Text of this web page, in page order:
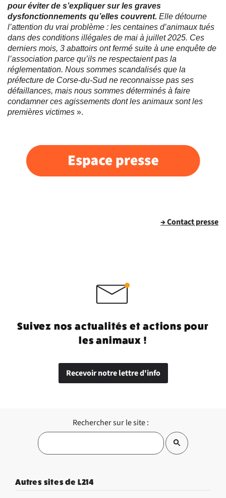
pour éviter de s’expliquer sur les graves
dysfonctionnements qu’elles couvrent. Elle détourne
l’attention du vrai problème : les centaines d’animaux tués
dans des conditions illégales de mai à juillet 2025. Ces
derniers mois, 3 abattoirs ont fermé suite à une enquête de
l’association parce qu’ils ne respectaient pas la
réglementation. Nous sommes scandalisés que la
préfecture de Corse-du-Sud ne reconnaisse pas ses
défaillances, mais nous sommes déterminés à faire
condamner ces agissements dont les animaux sont les
premières victimes ».
→ Contact presse
Suivez nos actualités et actions pour
les animaux !
Recevoir notre lettre d'info
Rechercher sur le site :
Autres sites de L214